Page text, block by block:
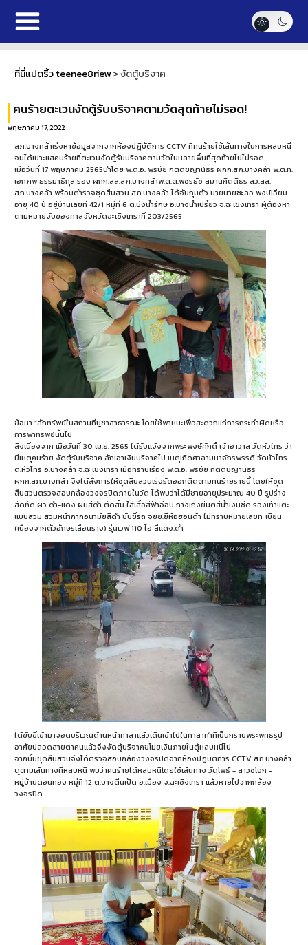
ที่นี่แปดริ้ว teenee8riew>งัดตู้บริจาค
คนร้ายตะเวนงัดตู้รับบริจาคตามวัดสุดท้ายไม่รอด!
พฤษภาคม 17, 2022
สภ.บางคล้าเร่งหาข้อมูลจากจากห้องปฎิบัติการ CCTV ที่คนร้ายใช้เส้นทางในการหลบหนี
จนได้เบาะแสคนร้ายที่ตะเวนงัดตู้รับบริจาคตามวัดในหลายพื้นที่สุดท้ายไปไม่รอด
เมือวันที่ 17 พฤษภาคม 2565นำโดย พ.ต.อ. พรชัย กิตติชญาน์ธร ผกก.สภ.บางคล้า พ.ต.ท.
เอกภพ ธรรมาธิกุล รอง ผกก.สส.สภ.บางคล้าพ.ต.ต.พชรธัช สมานกิตติธร สว.สส.
สภ.บางคล้า พร้อมตำรวจชุดสืบสวน สภ.บางคล้า ได้จับกุมตัว นายนายชะลอ พงษ์เอี่ยม
อายุ 40 ปี อยู่บ้านเลขที่ 42/1 หมู่ที่ 6 ต.บึงน้ำรักษ์ อ.บางน้ำเปรี้ยว จ.ฉะเชิงเทรา ผู้ต้องหา
ตามหมายจับของศาลจังหวัดฉะเชิงเทราที่ 203/2565
ข้อหา “ลักทรัพย์ในสถานที่บูชาสาธารณะ โดยใช้พาหนะเพื่อสะดวกแก่การกระทำผิดหรือ
การพาทรัพย์นั้นไป
สิ่งเนื่องจาก เมือวันที่ 30 เม.ย. 2565 ได้รับแจ้งจากพระพงษ์ศักดิ์ เจ้าอาวาส วัดหัวไทร ว่า
มีเหตุคนร้าย งัดตู้รับบริจาค ลักเอาเงินบริจาคไป เหตุเกิดศาลามหาจักรพรรดิ วัดหัวไทร
ต.หัวไทร อ.บางคล้า จ.ฉะเชิงเทรา เมือทราบเรื่อง พ.ต.อ. พรชัย กิตติชญาน์ธร
ผกก.สภ.บางคล้า จึงได้สั่งการให้ชุดสืบสวนเร่งรัดออกติดตามคนร้ายรายนี้ โดยให้ชุด
สืบสวนตรวจสอบกล้องวงจรปิดภายในวัด ได้พบว่าได้มีชายอายุประมาณ 40 ปี รูปร่าง
สัดทัด ผิว ดำ-แดง ผมสีดำ ตัดสั้น ใส่เสื้อสีฟ้าอ่อน กางเกงยีนต์สีน้ำเงินซีด รองเท้าแตะ
แบบสวม สวมหน้ากากอนามัยสีดำ ขับขี่รถ จยย.ยี่ห้อฮอนด้า ไม่ทราบหมายเลขทะเบียน
(เนื่องจากตัวอักษรเลือนราง) รุ่นเวฟ 110 ไอ สีแดง,ดำ
ได้ขับขี่เข้ามาจอดบริเวณด้านหน้าศาลาแล้วเดินเข้าไปในศาลาทำทีเป็นกราบพระพุทธรูป
อาศัยปลอดสายตาคนแล้วจึงงัดตู้บริจาคขโมยเงินภายในตู้หลบหนีไป
จากนั้นชุดสืบสวนจึงได้ตรวจสอบกล้องวงจรปิดจากห้องปฏิบัติการ CCTV สภ.บางคล้า
ดูตามเส้นทางที่หลบหนี พบว่าคนร้ายได้หลบหนีโดยใช้เส้นทาง วัดโพธ์ - สาวชโงก -
หมู่บ้านดอนทอง หมู่ที่ 12 ต.บางตีนเป็ด อ.เมือง จ.ฉะเชิงเทรา แล้วหายไปจากกล้อง
วงจรปิด